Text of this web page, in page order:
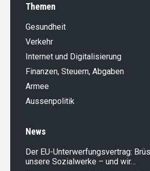
Themen
Gesundheit
Verkehr
Internet und Digitalisierung
Finanzen, Steuern, Abgaben
Armee
Aussenpolitik
News
Der EU-Unterwerfungsvertrag:
unsere Sozialwerke – und wir…